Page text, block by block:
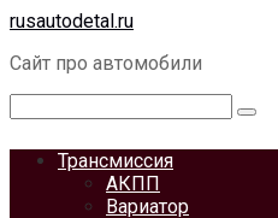
Перейти
контенту
rusautodetal.ru
Сайт про автомобили
Трансмиссия
АКПП
Вариатор